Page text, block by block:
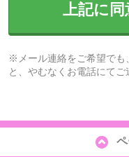
上記に
※メール連絡をご希望でも
と、やむなくお電話にてご